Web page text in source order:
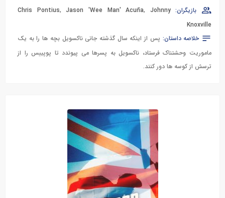
بازیگران:
Chris Pontius,Jason 'Wee Man' Acuña, Johnny
Knoxville
خلاصه داستان: پس از اینکه سال گذشته جانی ناکسویل بچه ها را به یک
ماموریت وحشتناک فرستاد، ناکسویل به پسرها می پیوندد تا پوپییس را از
ترسش از کوسه ها دور کنند.